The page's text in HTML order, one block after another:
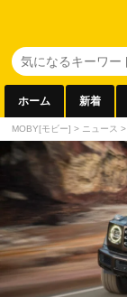
ホーム 新着
MOBY[モビー] > ニュース >